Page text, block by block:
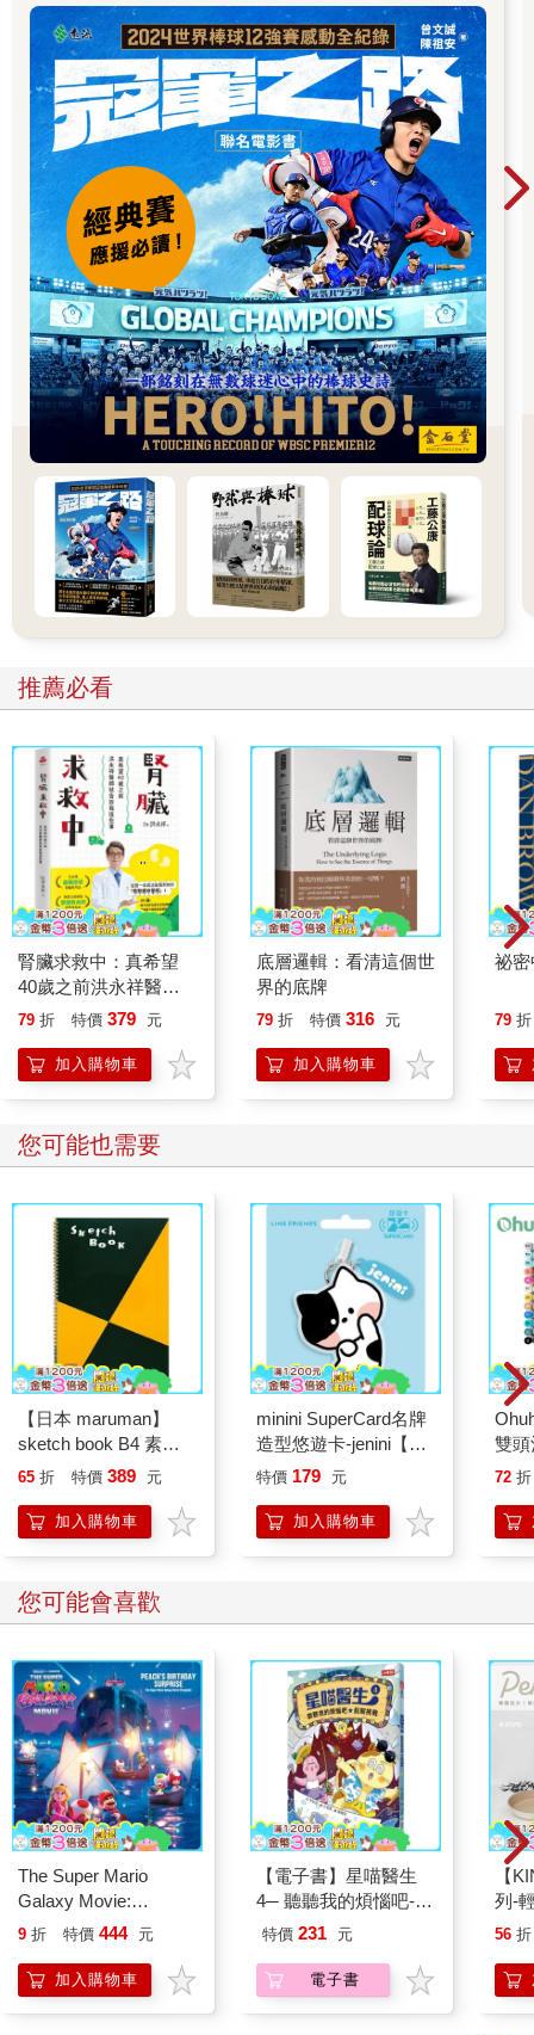
推薦必看
腎臟求救中：真希望
40歲之前洪永祥醫師
就告訴我這些事
79 折 特價 379 元
加入購物車
底層邏輯：看清這個世
界的底牌
79 折 特價 316 元
加入購物車
祕
79 折
您可能也需要
【日本 maruman】
sketch book B4 素描
本 繪圖本 空白繪圖本
65 折 特價 389 元
加入購物車
minini SuperCard名牌
造型悠遊卡-jenini【受
託代銷】
特價 179 元
加入購物車
雙
72 折
您可能會喜歡
The Super Mario
Galaxy Movie:
Peach`s Birthday
Mario Galaxy Movie
Storybook
9 折 特價 444 元
加入購物車
【電子書】星喵醫生
4─ 聽聽我的煩惱吧-假
期挑戰
特價 231 元
電子書
【
列-
平
56 折